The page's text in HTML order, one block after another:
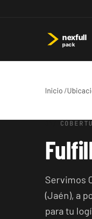
Inicio /
Servimos
(Jaén), a
para tu